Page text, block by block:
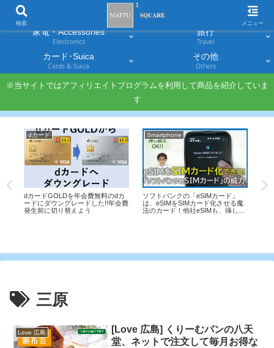
家電・Accessories
Electronics
旅行
Travel
カード･Suica
Cards & Suica
その他
Others
※当サイトではアフィリエイトプログラムを利用して商品を紹介していま
す
dカード
dカードGOLDを年会費無料のdカ
ードにダウングレードした!!年会費
発生前に切り替えよう
Smartphone
ソフトバンクの「eSIMカード」
は、eSIMをSIMカード化させる魔
法のカード！他社eSIMも、挿し替
三原
Love 広島
[Love 広島] くりーむパンの八天
堂、ネットで注文して毎月お得な
検索 メニュー